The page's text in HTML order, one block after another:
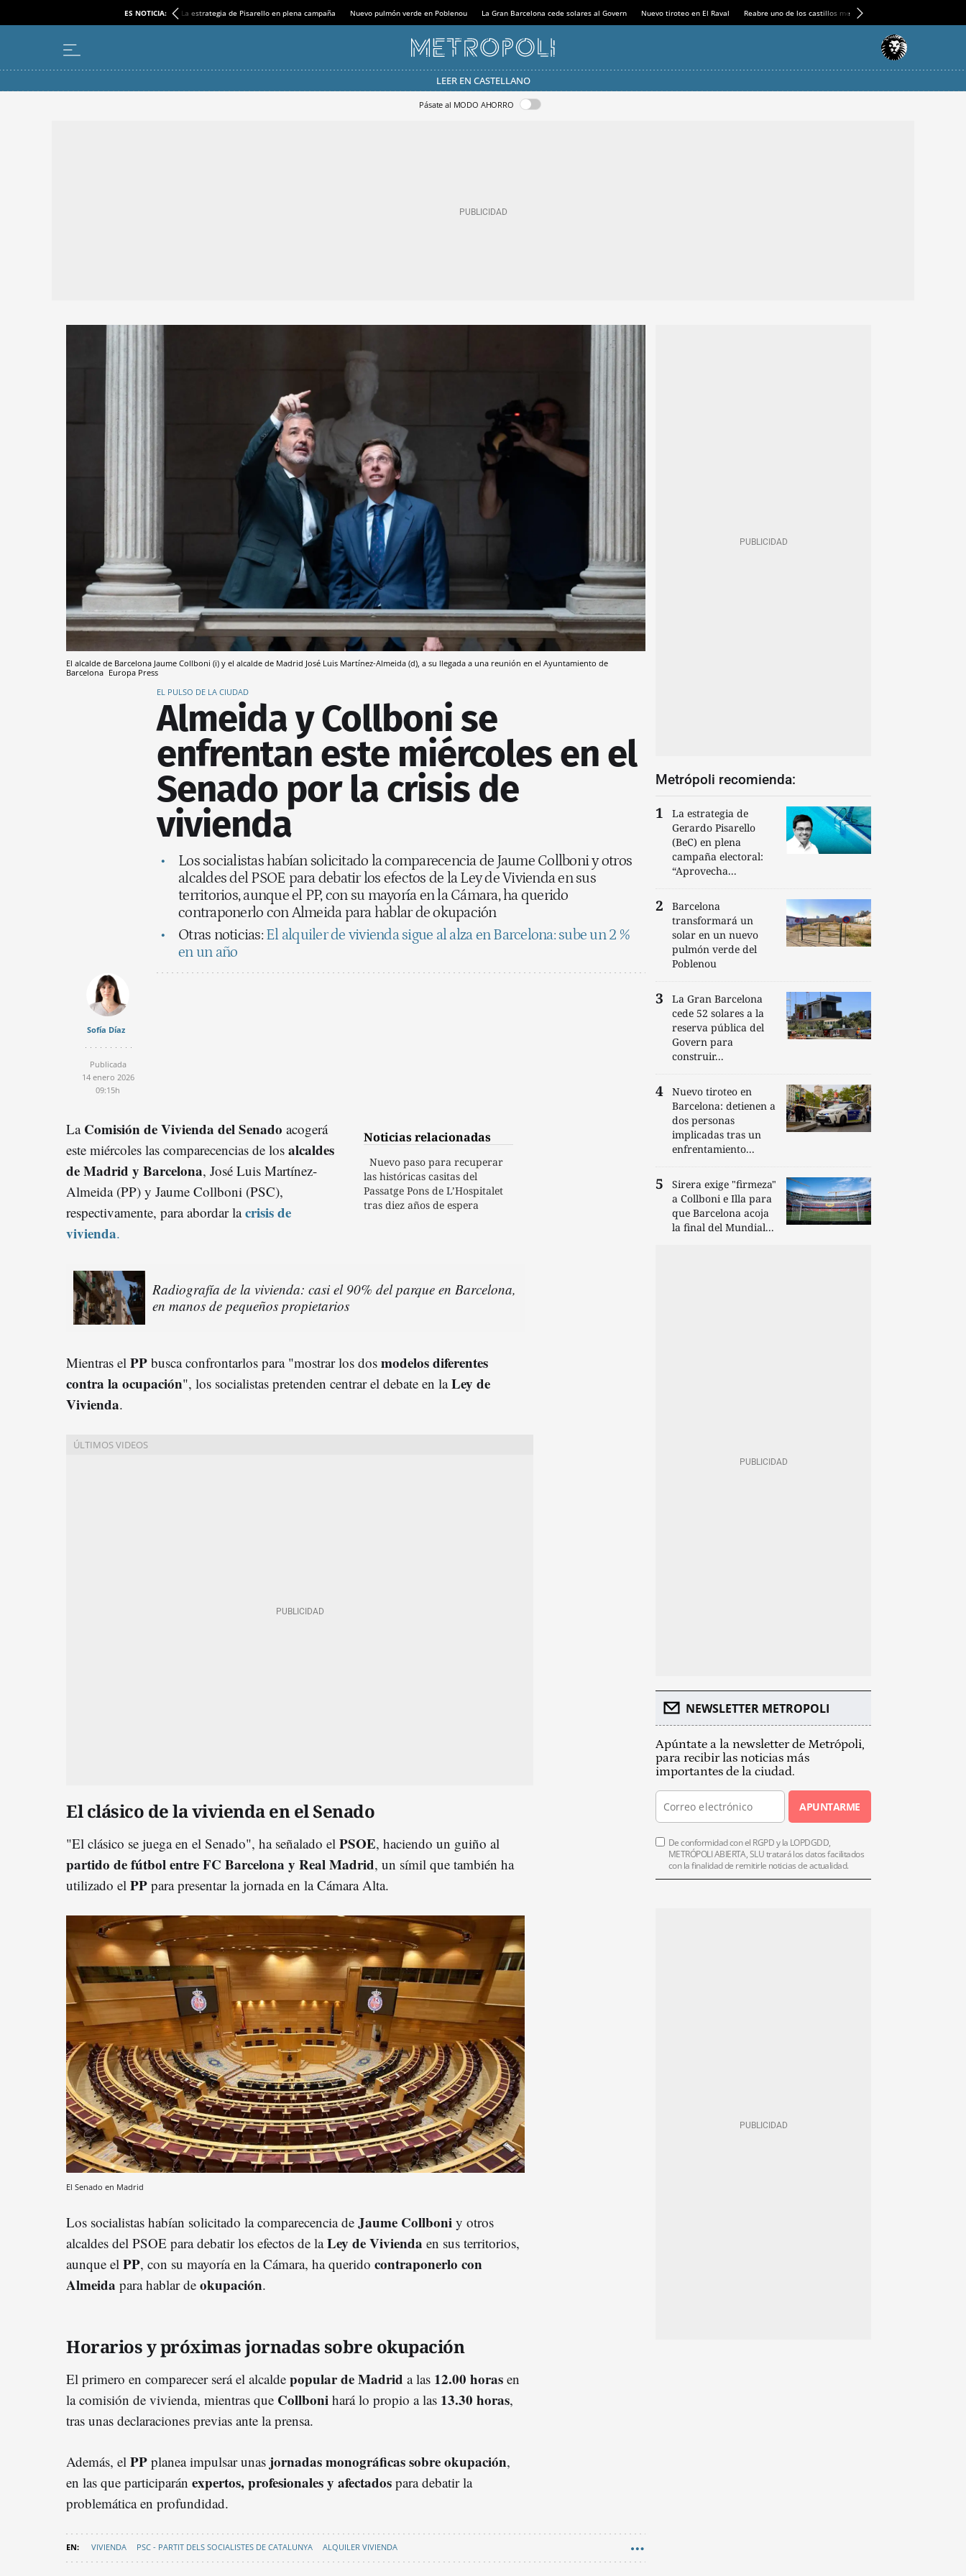
ES NOTICIA: La estrategia de Pisarello en plena campaña Nuevo pulmón verde en Poblenou La Gran Barcelona cede solares al Govern Nuevo tiroteo en El Raval Reabre uno de los castillos medievales más espectaculares
LEER EN CASTELLANO
Pásate al MODO AHORRO
El alcalde de Barcelona Jaume Collboni (i) y el alcalde de Madrid José Luis Martínez-Almeida (d), a su llegada a una reunión en el Ayuntamiento de
Barcelona Europa Press
EL PULSO DE LA CIUDAD
Almeida y Collboni se
enfrentan este miércoles en el
Senado por la crisis de
vivienda
Los socialistas habían solicitado la comparecencia de Jaume Collboni y otros
alcaldes del PSOE para debatir los efectos de la Ley de Vivienda en sus
territorios, aunque el PP, con su mayoría en la Cámara, ha querido
contraponerlo con Almeida para hablar de okupación
Otras noticias: El alquiler de vivienda sigue al alza en Barcelona: sube un 2 %
en un año
Sofía Díaz
Publicada
14 enero 2026
09:15h
Noticias relacionadas
Nuevo paso para recuperar
las históricas casitas del
Passatge Pons de L’Hospitalet
tras diez años de espera
La Comisión de Vivienda del Senado acogerá
este miércoles las comparecencias de los alcaldes
de Madrid y Barcelona, José Luis Martínez-
Almeida (PP) y Jaume Collboni (PSC),
respectivamente, para abordar lacrisis de
vivienda.
Radiografía de la vivienda: casi el 90% del parque en Barcelona,
en manos de pequeños propietarios
Mientras el PP busca confrontarlos para "mostrar los dos modelos diferentes
contra la ocupación", los socialistas pretenden centrar el debate en laLey de
Vivienda.
El clásico de la vivienda en el Senado
"El clásico se juega en el Senado", ha señalado el PSOE, haciendo un guiño al
partido de fútbol entre FC Barcelona y Real Madrid, un símil que también ha
utilizado el PP para presentar la jornada en la Cámara Alta.
El Senado en Madrid
Los socialistas habían solicitado la comparecencia de Jaume Collboni y otros
alcaldes del PSOE para debatir los efectos de laLey de Vivienda en sus territorios,
aunque el PP, con su mayoría en la Cámara, ha querido contraponerlo con
Almeida para hablar de okupación.
Horarios y próximas jornadas sobre okupación
El primero en comparecer será el alcalde popular de Madrid a las 12.00 horas en
la comisión de vivienda, mientras que Collboni hará lo propio a las 13.30 horas,
tras unas declaraciones previas ante la prensa.
Además, el PP planea impulsar unas jornadas monográficas sobre okupación,
en las que participarán expertos, profesionales y afectados para debatir la
problemática en profundidad.
VIVIENDA PSC - PARTIT DELS SOCIALISTES DE CATALUNYA ALQUILER VIVIENDA
Metrópoli recomienda:
La estrategia de
Gerardo Pisarello
(BeC) en plena
campaña electoral:
“Aprovecha...
Barcelona
transformará un
solar en un nuevo
pulmón verde del
Poblenou
La Gran Barcelona
cede 52 solares a la
reserva pública del
Govern para
construir...
Nuevo tiroteo en
Barcelona: detienen a
dos personas
implicadas tras un
enfrentamiento...
Sirera exige "firmeza"
a Collboni e Illa para
que Barcelona acoja
la final del Mundial...
NEWSLETTER METROPOLI
Apúntate a la newsletter de Metrópoli,
para recibir las noticias más
importantes de la ciudad.
APUNTARME
De conformidad con el RGPD y la LOPDGDD,
METRÓPOLI ABIERTA, SLU tratará los datos facilitados
con la finalidad de remitirle noticias de actualidad.